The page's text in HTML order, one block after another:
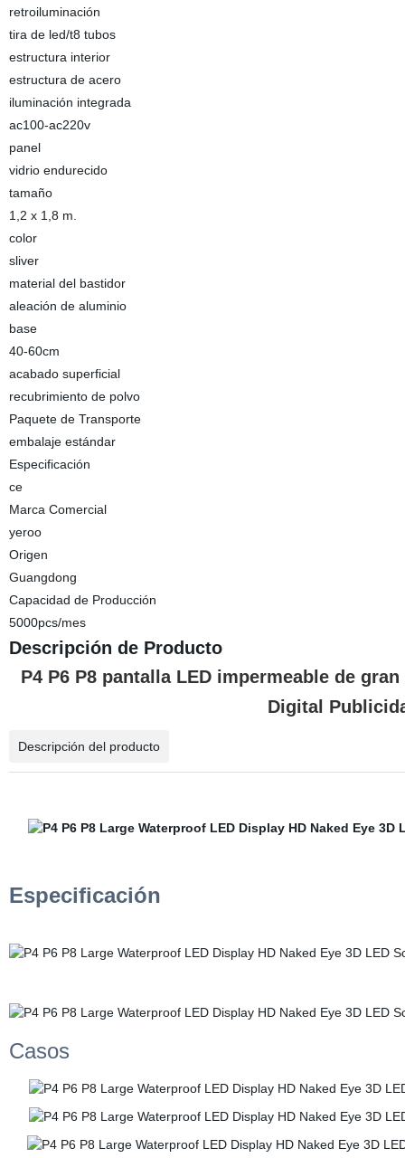
retroiluminación
tira de led/t8 tubos
estructura interior
estructura de acero
iluminación integrada
ac100-ac220v
panel
vidrio endurecido
tamaño
1,2 x 1,8 m.
color
sliver
material del bastidor
aleación de aluminio
base
40-60cm
acabado superficial
recubrimiento de polvo
Paquete de Transporte
embalaje estándar
Especificación
ce
Marca Comercial
yeroo
Origen
Guangdong
Capacidad de Producción
5000pcs/mes
Descripción de Producto
P4 P6 P8 pantalla LED impermeable de
Digital
Descripción del producto
Especificación
Casos